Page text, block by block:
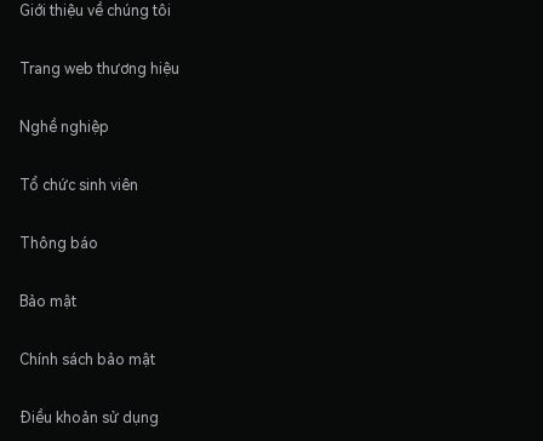
Giới thiệu về chúng tôi
Trang web thương hiệu
Nghề nghiệp
Tổ chức sinh viên
Thông báo
Bảo mật
Chính sách bảo mật
Điều khoản sử dụng